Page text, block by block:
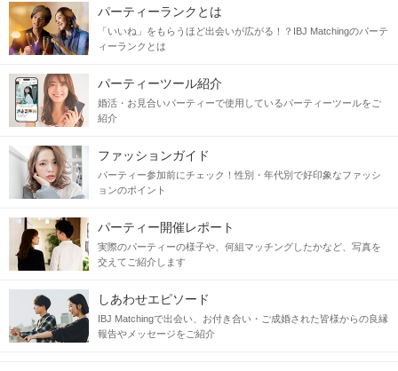
パーティーランクとは
「いいね」をもらうほど出会いが広がる！？IBJ Matchingのパーテ
ィーランクとは
パーティーツール紹介
婚活・お見合いパーティーで使用しているパーティーツールをご
紹介
ファッションガイド
パーティー参加前にチェック！性別・年代別で好印象なファッシ
ョンのポイント
パーティー開催レポート
実際のパーティーの様子や、何組マッチングしたかなど、写真を
交えてご紹介します
しあわせエピソード
IBJ Matchingで出会い、お付き合い・ご成婚された皆様からの良縁
報告やメッセージをご紹介